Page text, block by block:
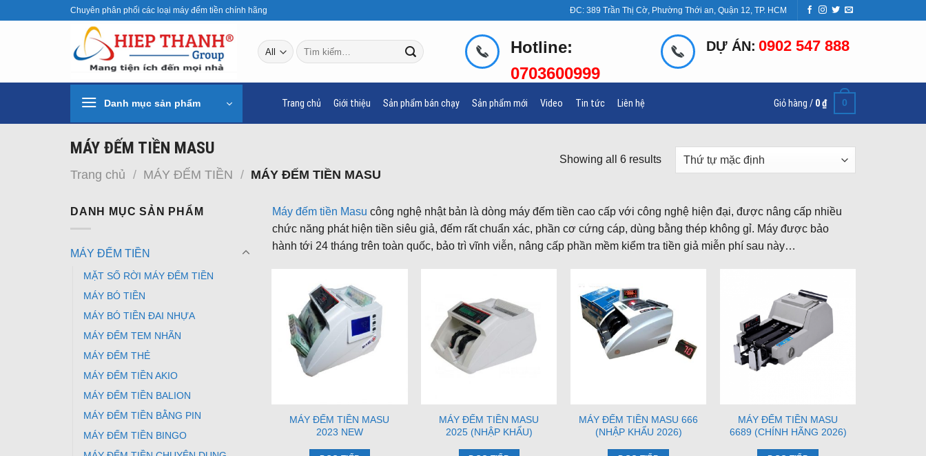
Chuyên phân phối các loại máy đếm tiền chính hãng ĐC: 389 Trần Thị Cờ, Phường Thới an, Quận 12, TP. HCM
Tìm
kiếm:
Hotline:
0703600999
DỰ ÁN: 0902 547 888
Danh mục sản phẩm Trang chủ Giới thiệu Sản phẩm bán chạy Sản phẩm mới Video Tin tức Liên hệ Giỏ hàng / 0₫ 0
MÁY ĐẾM TIỀN MASU
Trang chủ / MÁY ĐẾM TIỀN / MÁY ĐẾM TIỀN MASU
Showing all 6 results
DANH MỤC SẢN PHẨM
MÁY ĐẾM TIỀN
MẶT SỐ RỜI MÁY ĐẾM TIỀN
MÁY BÓ TIỀN
MÁY BÓ TIỀN ĐAI NHỰA
MÁY ĐẾM TEM NHÃN
MÁY ĐẾM THẺ
MÁY ĐẾM TIỀN AKIO
MÁY ĐẾM TIỀN BALION
MÁY ĐẾM TIỀN BẰNG PIN
MÁY ĐẾM TIỀN BINGO
Máy đếm tiền Masu công nghệ nhật bản là dòng máy đếm tiền cao cấp với công nghệ hiện đại, được nâng cấp nhiều
chức năng phát hiện tiền siêu giả, đếm rất chuẩn xác, phần cơ cứng cáp, dùng bằng thép không gỉ. Máy được bảo
hành tới 24 tháng trên toàn quốc, bảo trì vĩnh viễn, nâng cấp phần mềm kiểm tra tiền giả miễn phí sau này…
MÁY ĐẾM TIỀN MASU
2023 NEW
MÁY ĐẾM TIỀN MASU
2025 (NHẬP KHẨU)
MÁY ĐẾM TIỀN MASU 666
(NHẬP KHẨU 2026)
MÁY ĐẾM TIỀN MASU
6689 (CHÍNH HÃNG 2026)